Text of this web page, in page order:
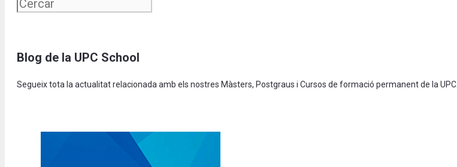
Blog de la UPC School
Segueix tota la actualitat relacionada amb els nostres Màsters, Postgraus i Cursos de formació permanent de la UPC.